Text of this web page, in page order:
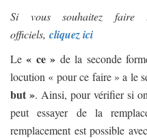
Si vous souhaitez faire
officiels, cliquez ici
Le« ce » de la seconde
locution « pour ce faire » a le
but ». Ainsi, pour vérifier si
peut essayer de la
remplacement est possible